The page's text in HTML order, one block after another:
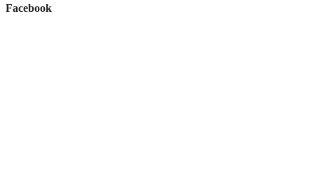
Facebook